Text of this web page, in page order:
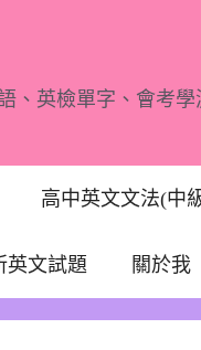
、英檢單字、會考
高中英文文法(中
英文試題 關於我